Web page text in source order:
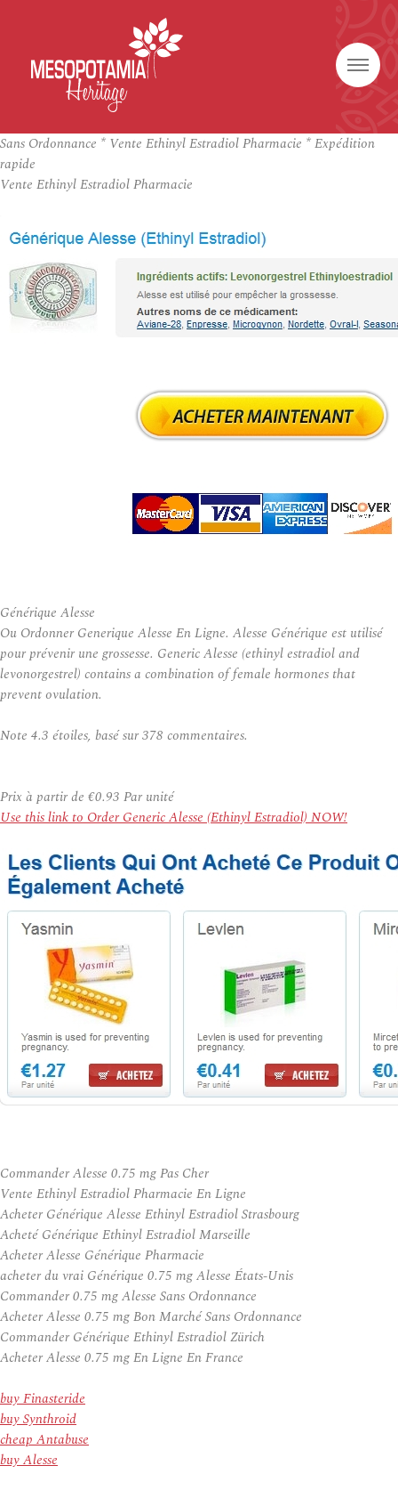
Sans Ordonnance * Vente Ethinyl Estradiol Pharmacie * Expédition
rapide
Vente Ethinyl Estradiol Pharmacie
Générique Alesse
Ou Ordonner Generique Alesse En Ligne. Alesse Générique est utilisé
pour prévenir une grossesse. Generic Alesse (ethinyl estradiol and
levonorgestrel) contains a combination of female hormones that
prevent ovulation.
Note 4.3 étoiles, basé sur378 commentaires.
Prix à partir de €0.93 Par unité
Use this link to Order Generic Alesse (Ethinyl Estradiol) NOW!
Commander Alesse 0.75 mg Pas Cher
Vente Ethinyl Estradiol Pharmacie En Ligne
Acheter Générique Alesse Ethinyl Estradiol Strasbourg
Acheté Générique Ethinyl Estradiol Marseille
Acheter Alesse Générique Pharmacie
acheter du vrai Générique 0.75 mg Alesse États-Unis
Commander 0.75 mg Alesse Sans Ordonnance
Acheter Alesse 0.75 mg Bon Marché Sans Ordonnance
Commander Générique Ethinyl Estradiol Zürich
Acheter Alesse 0.75 mg En Ligne En France
buy Finasteride
buy Synthroid
cheap Antabuse
buy Alesse